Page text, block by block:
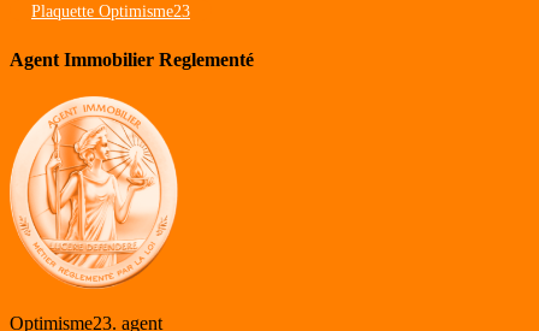
Plaquette Optimisme23
Agent Immobilier Reglementé
Optimisme23. agent